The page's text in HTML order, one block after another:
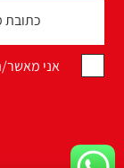
אני מאשר/